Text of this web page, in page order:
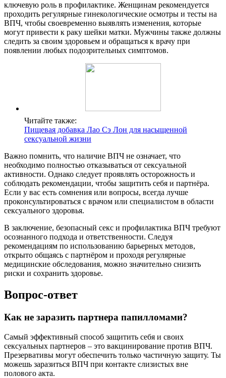
ключевую роль в профилактике. Женщинам рекомендуется
проходить регулярные гинекологические осмотры и тесты на
ВПЧ, чтобы своевременно выявлять изменения, которые
могут привести к раку шейки матки. Мужчины также должны
следить за своим здоровьем и обращаться к врачу при
появлении любых подозрительных симптомов.
Читайте также:
Пищевая добавка Лао Сэ Лон для насыщенной
сексуальной жизни
Важно помнить, что наличие ВПЧ не означает, что
необходимо полностью отказываться от сексуальной
активности. Однако следует проявлять осторожность и
соблюдать рекомендации, чтобы защитить себя и партнёра.
Если у вас есть сомнения или вопросы, всегда лучше
проконсультироваться с врачом или специалистом в области
сексуального здоровья.
В заключение, безопасный секс и профилактика ВПЧ требуют
осознанного подхода и ответственности. Следуя
рекомендациям по использованию барьерных методов,
открыто общаясь с партнёром и проходя регулярные
медицинские обследования, можно значительно снизить
риски и сохранить здоровье.
Вопрос-ответ
Как не заразить партнера папилломами?
Самый эффективный способ защитить себя и своих
сексуальных партнеров – это вакцинирование против ВПЧ.
Презервативы могут обеспечить только частичную защиту. Ты
можешь заразиться ВПЧ при контакте слизистых вне
полового акта.